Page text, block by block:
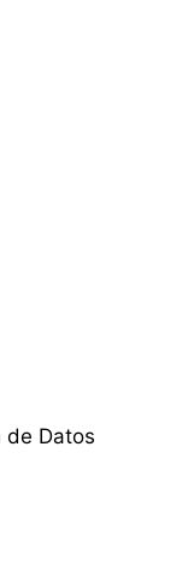
de Datos